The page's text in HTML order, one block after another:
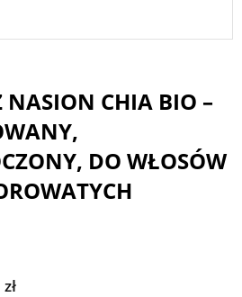
NASION CHIA BIO –
DO WŁOSÓW
zł